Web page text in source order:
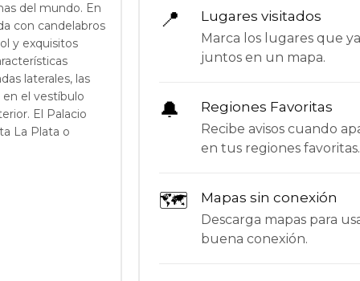
del mundo. En
con candelabros
y exquisitos
laterales, las
en el vestíbulo
El Palacio
La Plata o
📍 Lugares visitados
Marca los lugares que
juntos en un mapa.
🔔 Regiones Favoritas
Recibe avisos cuando
en tus regiones favoritas.
🗺 Mapas sin conexión
Descarga mapas para
buena conexión.